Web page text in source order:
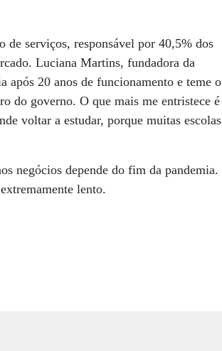
de serviços, responsável por 40,5% dos
Luciana Martins, fundadora da
após 20 anos de funcionamento e teme o
do governo. O que mais me entristece é
voltar a estudar, porque muitas escolas
negócios depende do fim da pandemia.
lento.